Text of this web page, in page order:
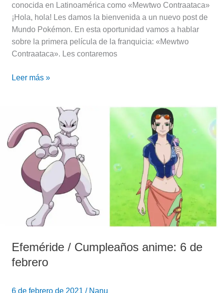
conocida en Latinoamérica como «Mewtwo Contraataca»
¡Hola, hola! Les damos la bienvenida a un nuevo post de
Mundo Pokémon. En esta oportunidad vamos a hablar
sobre la primera película de la franquicia: «Mewtwo
Contraataca». Les contaremos
Leer más »
Efeméride / Cumpleaños anime: 6 de
febrero
6 de febrero de 2021 / Nanu
Cumpleaños
anime:
febrero